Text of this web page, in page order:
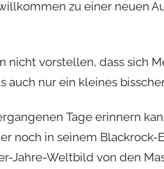
zu einer neuen
nicht vorstellen, dass sich
nur ein kleines
Tage erinnern
noch in seinem
Jahre-Weltbild von den